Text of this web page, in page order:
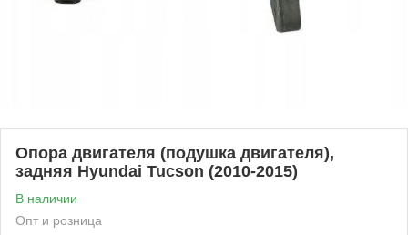
Опора двигателя (подушка двигателя),
задняя Hyundai Tucson (2010-2015)
В наличии
Опт и розница